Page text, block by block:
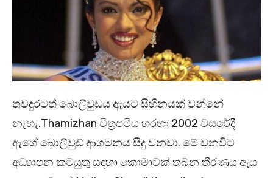
තවදුරටත් බොලිවුඩය ඇයට සිහිනයක් වන්නේ
නැහැ.Thamizhan චිත්‍රපටිය හරහා 2002 වසරේදී
ඇගේ බොලිවුඩ් ආගමනය සිදු වනවා. මේ වනවිට
අධ්‍යාපන කටයුතු සඳහා කොමාවක් තබන තීරණය ඇය